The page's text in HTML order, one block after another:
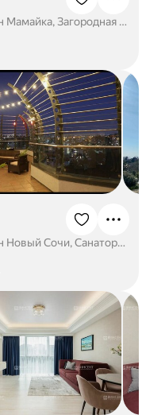
Краснодарский край, Сочи, микрорайон Мамайка, Загородная улица, 5/16
Краснодарский край, Сочи, микрорайон Новый Сочи, Санаторная улица, 65/2